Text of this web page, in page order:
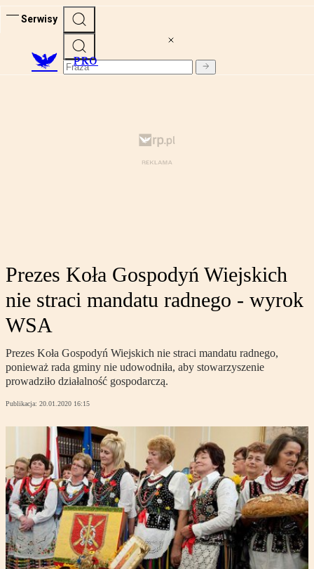
Serwisy
PRO
Prezes Koła Gospodyń Wiejskich
nie straci mandatu radnego - wyrok
WSA
Prezes Koła Gospodyń Wiejskich nie straci mandatu radnego,
ponieważ rada gminy nie udowodniła, aby stowarzyszenie
prowadziło działalność gospodarczą.
Publikacja: 20.01.2020 16:15